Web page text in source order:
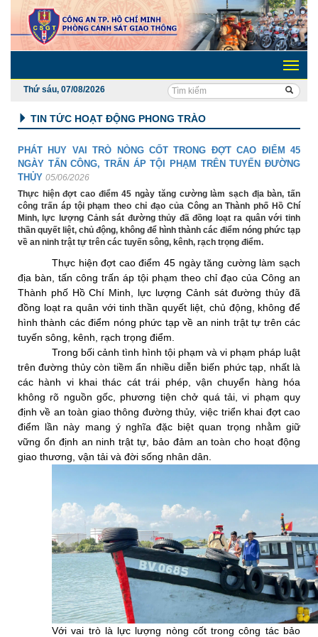
Toggle
Thứ sáu, 07/08/2026
TIN TỨC HOẠT ĐỘNG PHONG TRÀO
PHÁT HUY VAI TRÒ NÒNG CỐT TRONG ĐỢT CAO ĐIỂM 45
NGÀY TẤN CÔNG, TRẤN ÁP TỘI PHẠM TRÊN TUYẾN ĐƯỜNG
THỦY 05/06/2026
Thực hiện đợt cao điểm 45 ngày tăng cường làm sạch địa bàn, tấn
công trấn áp tội phạm theo chỉ đạo của Công an Thành phố Hồ Chí
Minh, lực lượng Cảnh sát đường thủy đã đồng loạt ra quân với tinh
thần quyết liệt, chủ động, không để hình thành các điểm nóng phức tạp
về an ninh trật tự trên các tuyến sông, kênh, rạch trọng điểm.
Thực hiện đợt cao điểm 45 ngày tăng cường làm sạch
địa bàn, tấn công trấn áp tội phạm theo chỉ đạo của Công an
Thành phố Hồ Chí Minh, lực lượng Cảnh sát đường thủy đã
đồng loạt ra quân với tinh thần quyết liệt, chủ động, không để
hình thành các điểm nóng phức tạp về an ninh trật tự trên các
tuyến sông, kênh, rạch trọng điểm.
Trong bối cảnh tình hình tội phạm và vi phạm pháp luật
trên đường thủy còn tiềm ẩn nhiều diễn biến phức tạp, nhất là
các hành vi khai thác cát trái phép, vận chuyển hàng hóa
không rõ nguồn gốc, phương tiện chở quá tải, vi phạm quy
định về an toàn giao thông đường thủy, việc triển khai đợt cao
điểm lần này mang ý nghĩa đặc biệt quan trọng nhằm giữ
vững ổn định an ninh trật tự, bảo đảm an toàn cho hoạt động
giao thương, vận tải và đời sống nhân dân.
Với vai trò là lực lượng nòng cốt trong công tác bảo